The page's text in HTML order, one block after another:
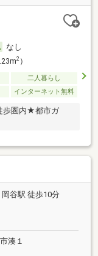
なし
2）
二人暮らし
インターネット無料
歩圏内★都市ガ
岡谷駅 徒歩10分
湊１